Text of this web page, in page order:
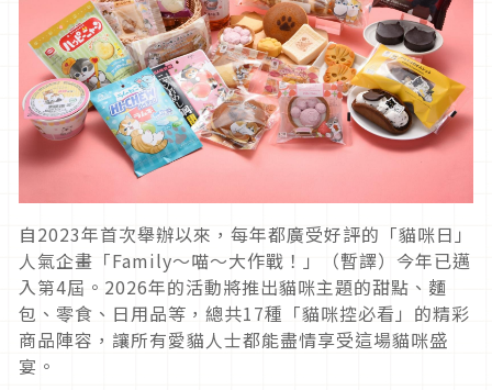
自2023年首次舉辦以來，每年都廣受好評的「貓咪日」
人氣企畫「Family～喵～大作戰！」（暫譯）今年已邁
入第4屆。2026年的活動將推出貓咪主題的甜點、麵
包、零食、日用品等，總共17種「貓咪控必看」的精彩
商品陣容，讓所有愛貓人士都能盡情享受這場貓咪盛
宴。